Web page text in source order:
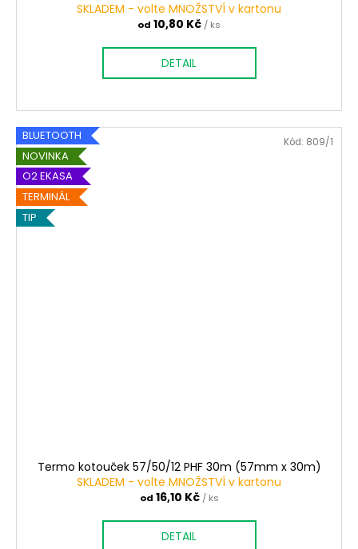
SKLADEM - volte MNOŽSTVÍ v kartonu
od 10,80 Kč / ks
DETAIL
BLUETOOTH
NOVINKA
O2 EKASA
TERMINÁL
TIP
Termo kotouček 57/50/12 PHF 30m (57mm x 30m)
SKLADEM - volte MNOŽSTVÍ v kartonu
od 16,10 Kč / ks
DETAIL
Kód: 809/1